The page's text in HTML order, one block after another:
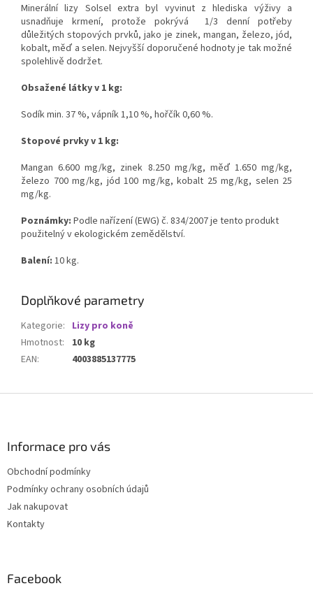
Minerální lizy Solsel extrabyl vyvinut z hlediska výživy a
usnadňuje krmení, protože pokrývá 1/3 denní potřeby
důležitých stopových prvků, jako je zinek, mangan, železo, jód,
kobalt, měď a selen. Nejvyšší doporučené hodnoty je tak možné
spolehlivě dodržet.
Obsažené látky v 1 kg:
Sodík min. 37 %, vápník 1,10 %, hořčík 0,60 %.
Stopové prvky v 1 kg:
Mangan 6.600 mg/kg, zinek 8.250 mg/kg, měď 1.650 mg/kg,
železo 700 mg/kg, jód 100 mg/kg, kobalt 25 mg/kg, selen 25
mg/kg.
Poznámky: Podle nařízení (EWG) č. 834/2007 je tento produkt
použitelný v ekologickém zemědělství.
Balení: 10 kg.
Doplňkové parametry
Kategorie: Lizy pro koně
Hmotnost:
10 kg
EAN: 4003885137775
Informace pro vás
Obchodní podmínky
Podmínky ochrany osobních údajů
Jak nakupovat
Kontakty
Facebook